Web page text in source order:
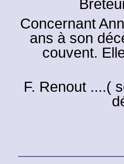
Concernant
ans à son
couvent.
F. Renout ....(